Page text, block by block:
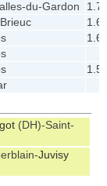
du-Gardon
(DH)-Saint-
Juvisy